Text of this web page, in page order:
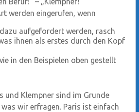
werden eingerufen, wenn
aufgefordert werden, rasch
ihnen als erstes durch den Kopf
in den Beispielen oben gestellt
und Klempner sind im Grunde
wir erfragen. Paris ist einfach